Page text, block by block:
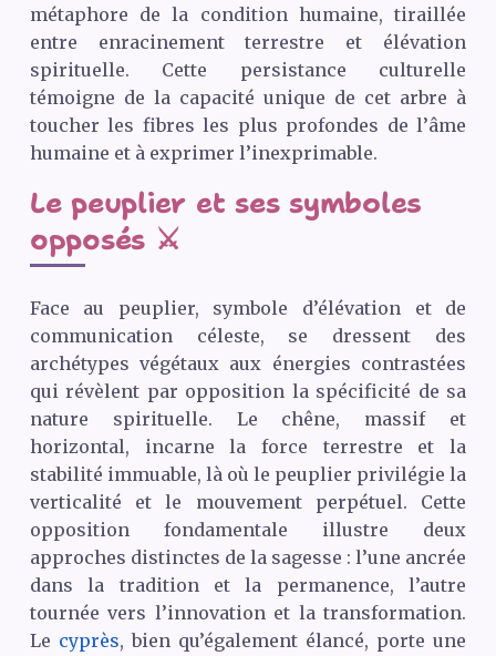
métaphore de la condition humaine, tiraillée
entre enracinement terrestre et élévation
spirituelle. Cette persistance culturelle
témoigne de la capacité unique de cet arbre à
toucher les fibres les plus profondes de l’âme
humaine et à exprimer l’inexprimable.
Le peuplier et ses symboles
opposés ⚔️
Face au peuplier, symbole d’élévation et de
communication céleste, se dressent des
archétypes végétaux aux énergies contrastées
qui révèlent par opposition la spécificité de sa
nature spirituelle. Le chêne, massif et
horizontal, incarne la force terrestre et la
stabilité immuable, là où le peuplier privilégie la
verticalité et le mouvement perpétuel. Cette
opposition fondamentale illustre deux
approches distinctes de la sagesse : l’une ancrée
dans la tradition et la permanence, l’autre
tournée vers l’innovation et la transformation.
Le cyprès, bien qu’également élancé, porte une